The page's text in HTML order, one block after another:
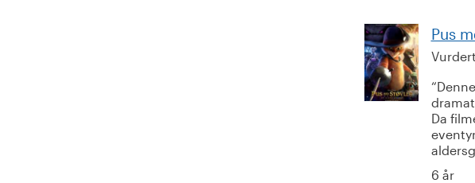
Pus
Da
6 år